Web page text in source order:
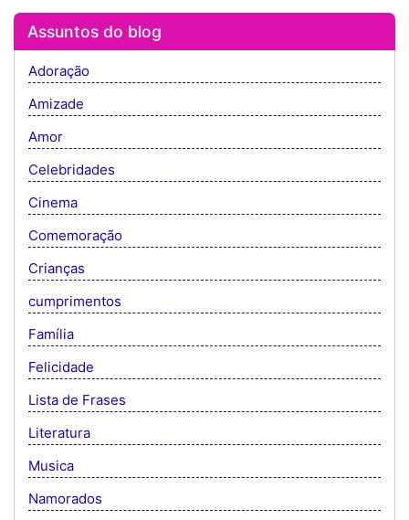
Assuntos do blog
Adoração
Amizade
Amor
Celebridades
Cinema
Comemoração
Crianças
cumprimentos
Família
Felicidade
Lista de Frases
Literatura
Musica
Namorados